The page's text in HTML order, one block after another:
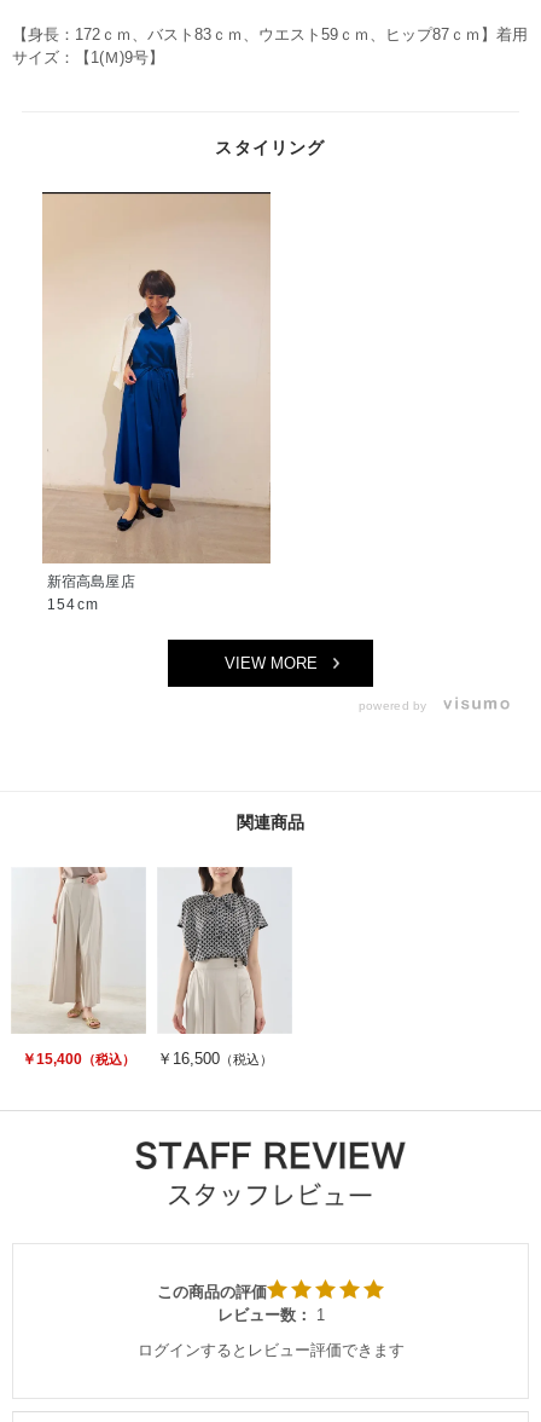
【身長：172ｃｍ、バスト83ｃｍ、ウエスト59ｃｍ、ヒップ87ｃｍ】着用
サイズ：【1(Ｍ)9号】
スタイリング
新宿高島屋店
154cm
VIEW MORE
powered by
関連商品
￥15,400（税込） ￥16,500（税込）
この商品の評価
レビュー数：
1
ログインするとレビュー評価できます